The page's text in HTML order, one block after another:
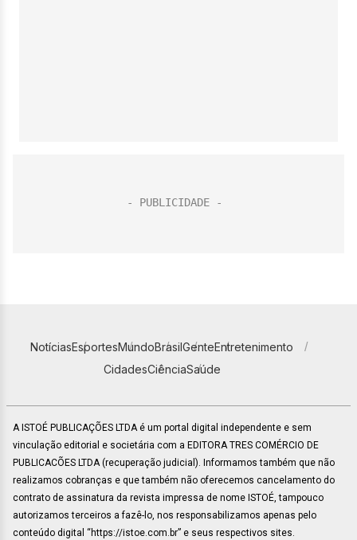
NotíciasEsportesMundoBrasilGenteEntretenimento
CidadesCiênciaSaúde
A ISTOÉ PUBLICAÇÕES LTDA é um portal digital independente e sem
vinculação editorial e societária com a EDITORA TRES COMÉRCIO DE
PUBLICACÕES LTDA (recuperação judicial). Informamos também que não
realizamos cobranças e que também não oferecemos cancelamento do
contrato de assinatura da revista impressa de nome ISTOÉ, tampouco
autorizamos terceiros a fazê-lo, nos responsabilizamos apenas pelo
conteúdo digital “https://istoe.com.br” e seus respectivos sites.